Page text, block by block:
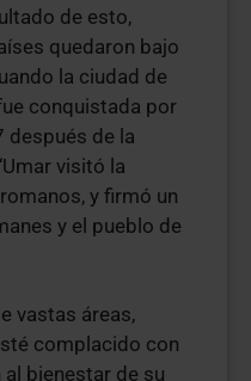
de esto,
quedaron bajo
la ciudad de
conquistada por
después de la
visitó la
y firmó un
y el pueblo de
vastas áreas,
complacido con
bienestar de su